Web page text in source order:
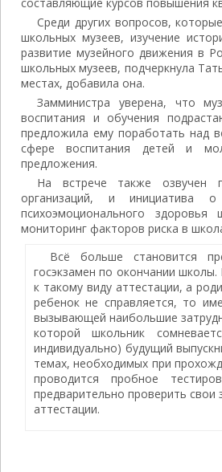
Среди других вопросов,
школьных музеев, изучение
развитие музейного движения в
школьных музеев, подчеркнула
местах, добавила она.
Замминистра уверена, что
воспитания и обучения
предложила ему поработать над
сфере воспитания детей и
предложения.
На встрече также озвучен
организаций, и инициатива
психоэмоционального
мониторинг факторов риска в
Всё больше становится
госэкзамен по окончании
к такому виду аттестации, а
ребенок не справляется, то
вызывающей наибольшие
которой школьник
индивидуально) будущий
темах, необходимых при
проводится пробное
предварительно проверить
аттестации.